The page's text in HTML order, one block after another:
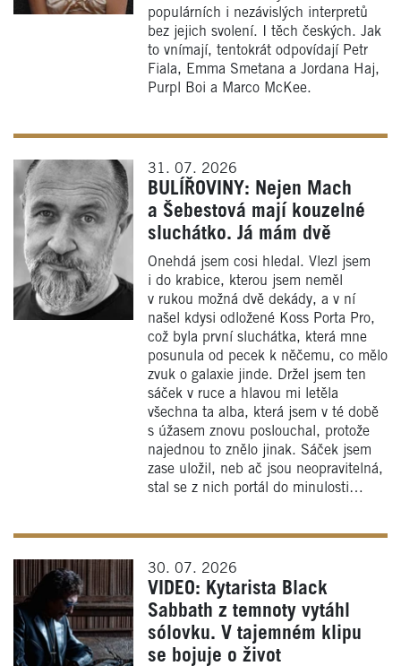
populárních i nezávislých interpretů
bez jejich svolení. I těch českých. Jak
to vnímají, tentokrát odpovídají Petr
Fiala, Emma Smetana a Jordana Haj,
Purpl Boi a Marco McKee.
31. 07. 2026
BULÍŘOVINY: Nejen Mach
a Šebestová mají kouzelné
sluchátko. Já mám dvě
Onehdá jsem cosi hledal. Vlezl jsem
i do krabice, kterou jsem neměl
v rukou možná dvě dekády, a v ní
našel kdysi odložené Koss Porta Pro,
což byla první sluchátka, která mne
posunula od pecek k něčemu, co mělo
zvuk o galaxie jinde. Držel jsem ten
sáček v ruce a hlavou mi letěla
všechna ta alba, která jsem v té době
s úžasem znovu poslouchal, protože
najednou to znělo jinak. Sáček jsem
zase uložil, neb ač jsou neopravitelná,
stal se z nich portál do minulosti…
30. 07. 2026
VIDEO: Kytarista Black
Sabbath z temnoty vytáhl
sólovku. V tajemném klipu
se bojuje o život